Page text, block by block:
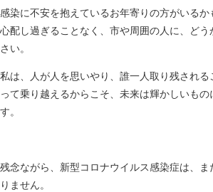
感染に不安を抱えているお年寄りの方がいる
心配し過ぎることなく、市や周囲の人に、ど
さい。
私は、人が人を思いやり、誰一人取り残され
って乗り越えるからこそ、未来は輝かしいもの
す。
残念ながら、新型コロナウイルス感染症は、
りません。